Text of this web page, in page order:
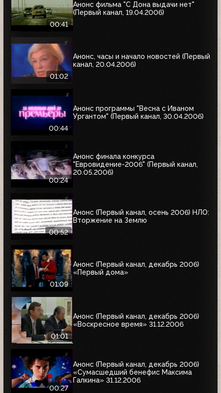
00:41
Анонс фильма "С Дона выдачи нет"
(Первый канал, 19.04.2006)
01:02
Анонс, часы и начало новостей (Первый
канал, 20.04.2006)
00:44
Анонс программы "Весна с Иваном
Ургантом" (Первый канал, 30.04.2006)
00:24
Анонс финала конкурса
"Евровидение-2006" (Первый канал,
20.05.2006)
00:52
Анонс (Первый канал, осень 2006) НЛО:
Вторжение на Землю
01:09
Анонс (Первый канал, декабрь 2006)
«Первый дома»
01:01
Анонс (Первый канал, декабрь 2006)
«Воскресное время» 31.12.2006
00:27
Анонс (Первый канал, декабрь 2006)
«Сумасшедший бенефис Максима
Галкина» 31.12.2006